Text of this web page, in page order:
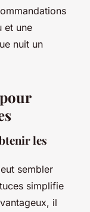
et une
nuit un
les
sembler
simplifie
il